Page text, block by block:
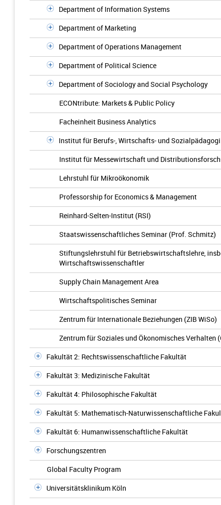
Department of Information Systems
Department of Marketing
Department of Operations Management
Department of Political Science
Department of Sociology and Social Psychology
ECONtribute: Markets & Public Policy
Facheinheit Business Analytics
Institut für Berufs-, Wirtschafts- und
Institut für Messewirtschaft und
Lehrstuhl für Mikroökonomik
Professorship for Economics & Management
Reinhard-Selten-Institut (RSI)
Staatswissenschaftliches Seminar (Prof. Schmitz)
Stiftungslehrstuhl für Betriebswirtschaftslehre,
Wirtschaftswissenschaftler
Supply Chain Management Area
Wirtschaftspolitisches Seminar
Zentrum für Internationale Beziehungen (ZIB WiSo)
Zentrum für Soziales und Ökonomisches Verhalten
Fakultät 2: Rechtswissenschaftliche Fakultät
Fakultät 3: Medizinische Fakultät
Fakultät 4: Philosophische Fakultät
Fakultät 5: Mathematisch-Naturwissenschaftliche
Fakultät 6: Humanwissenschaftliche Fakultät
Forschungszentren
Global Faculty Program
Universitätsklinikum Köln